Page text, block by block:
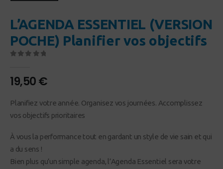
L’AGENDA ESSENTIEL (VERSION
POCHE) Planifier vos objectifs
19,50€
Planifiez votre année. Organisez vos journées. Accomplissez
vos objectifs prioritaires
À vous la performance tout en gardant un style de vie sain et qui
a du sens !
Bien plus qu’un simple agenda, l’Agenda Essentiel sera votre